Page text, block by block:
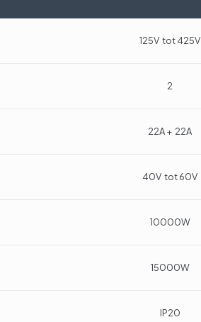
125V tot 425V
2
22A + 22A
40V tot 60V
10000W
15000W
IP20